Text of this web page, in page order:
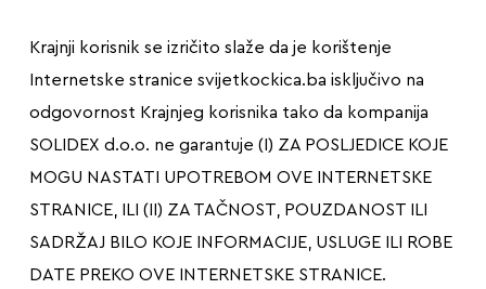
Krajnji korisnik se izričito slaže da je korištenje
Internetske stranice svijetkockica.ba isključivo na
odgovornost Krajnjeg korisnika tako da kompanija
SOLIDEX d.o.o. ne garantuje (I) ZA POSLJEDICE KOJE
MOGU NASTATI UPOTREBOM OVE INTERNETSKE
STRANICE, ILI (II) ZA TAČNOST, POUZDANOST ILI
SADRŽAJ BILO KOJE INFORMACIJE, USLUGE ILI ROBE
DATE PREKO OVE INTERNETSKE STRANICE.